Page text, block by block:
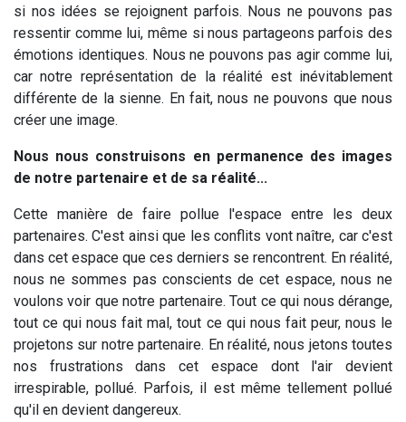
si nos idées se rejoignent parfois. Nous ne pouvons pas
ressentir comme lui, même si nous partageons parfois des
émotions identiques. Nous ne pouvons pas agir comme lui,
car notre représentation de la réalité est inévitablement
différente de la sienne. En fait, nous ne pouvons que nous
créer une image.
Nous nous construisons en permanence des images
de notre partenaire et de sa réalité...
Cette manière de faire pollue l'espace entre les deux
partenaires. C'est ainsi que les conflits vont naître, car c'est
dans cet espace que ces derniers se rencontrent. En réalité,
nous ne sommes pas conscients de cet espace, nous ne
voulons voir que notre partenaire. Tout ce qui nous dérange,
tout ce qui nous fait mal, tout ce qui nous fait peur, nous le
projetons sur notre partenaire. En réalité, nous jetons toutes
nos frustrations dans cet espace dont l'air devient
irrespirable, pollué. Parfois, il est même tellement pollué
qu'il en devient dangereux.